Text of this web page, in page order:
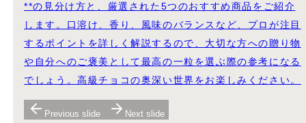
**の見分け方と、厳選された5つのおすすめ商品をご紹介
します。口溶け、香り、風味のバランスなど、プロが注目
するポイントを詳しく解説するので、大切な方への贈り物
や自分へのご褒美として最高の一粒を選ぶ際の参考になる
でしょう。高級チョコの奥深い世界をお楽しみください。
Previous slide Next slide